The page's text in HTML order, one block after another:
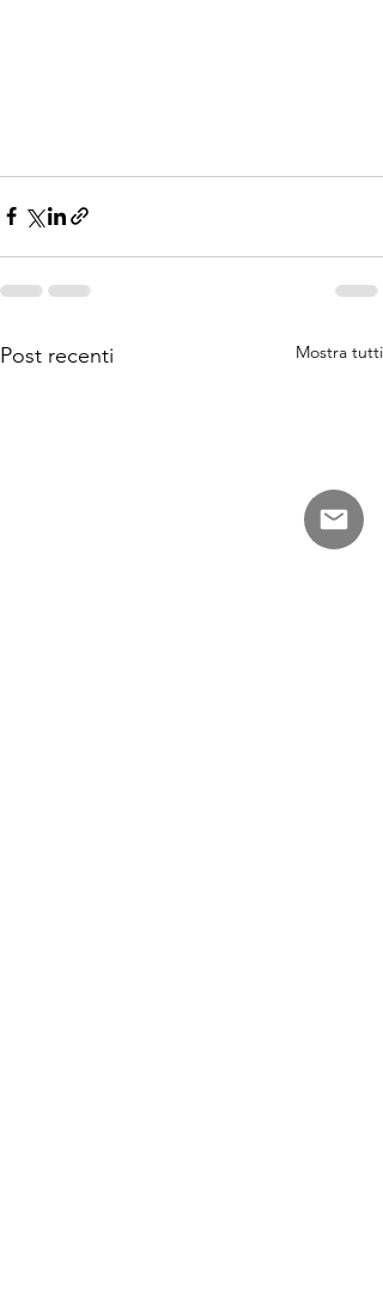
Post recenti Mostra tutti